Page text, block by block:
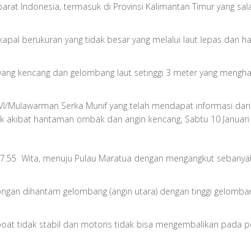
Indonesia, termasuk di Provinsi Kalimantan Timur yang
berukuran yang tidak besar yang melalui laut lepas dan
kencang dan gelombang laut setinggi 3 meter yang
Serka Munif yang telah mendapat informasi
hantaman ombak dan angin kencang, Sabtu 10 Januari
Wita, menuju Pulau Maratua dengan mengangkut
dihantam gelombang (angin utara) dengan tinggi
tidak stabil dan motoris tidak bisa mengembalikan pada